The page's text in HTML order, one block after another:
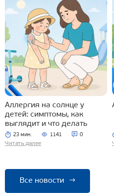
Аллергия на солнце у
детей: симптомы, как
выглядит и что делать
23 мин. 1141 0
Читать далее
Все новости →